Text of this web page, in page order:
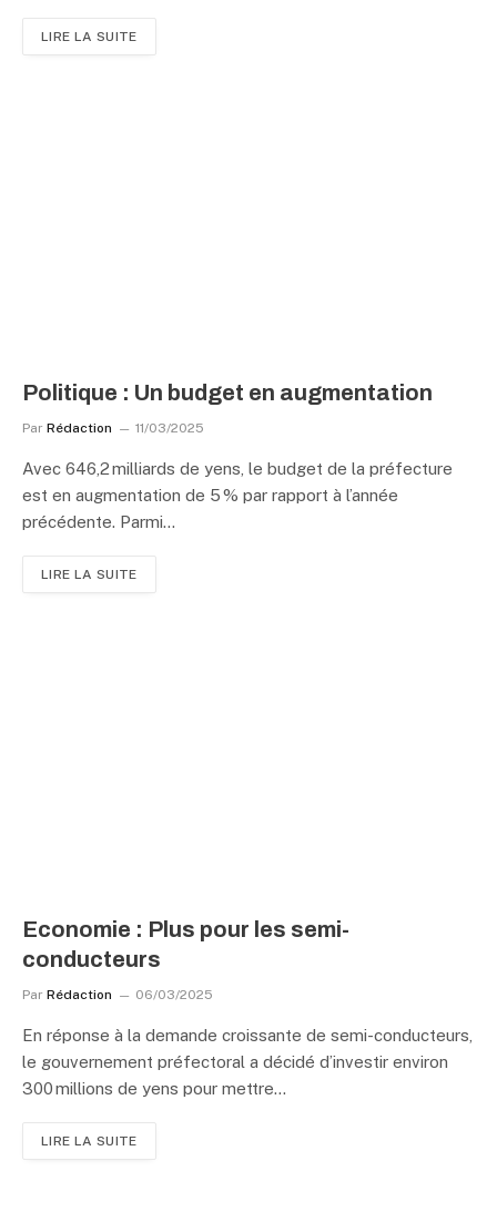
LIRE LA SUITE
Politique : Un budget en augmentation
Par Rédaction 11/03/2025
Avec 646,2 milliards de yens, le budget de la préfecture
est en augmentation de 5 % par rapport à l’année
précédente. Parmi…
LIRE LA SUITE
Economie : Plus pour les semi-
conducteurs
Par Rédaction 06/03/2025
En réponse à la demande croissante de semi-conducteurs,
le gouvernement préfectoral a décidé d’investir environ
300 millions de yens pour mettre…
LIRE LA SUITE